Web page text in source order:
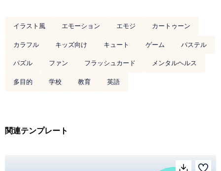
イラスト風 エモーション エモジ
カートゥーン
カラフル
キッズ向け キュート ゲーム
パステル
パズル
ファン フラッシュカード
メンタルヘルス
多目的
学校 教育 英語
関連テンプレート